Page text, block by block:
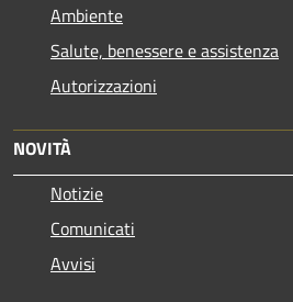
Ambiente
Salute, benessere e assistenza
Autorizzazioni
NOVITÀ
Notizie
Comunicati
Avvisi